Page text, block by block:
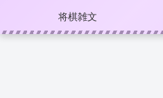
将棋雑文